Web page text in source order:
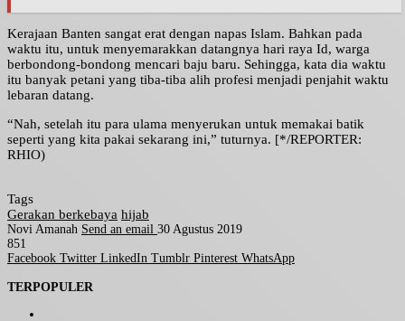
Kerajaan Banten sangat erat dengan napas Islam. Bahkan pada
waktu itu, untuk menyemarakkan datangnya hari raya Id, warga
berbondong-bondong mencari baju baru. Sehingga, kata dia waktu
itu banyak petani yang tiba-tiba alih profesi menjadi penjahit waktu
lebaran datang.
“Nah, setelah itu para ulama menyerukan untuk memakai batik
seperti yang kita pakai sekarang ini,” tuturnya. [*/REPORTER:
RHIO)
Tags
Gerakan berkebaya hijab
Novi Amanah Send an email 30 Agustus 2019
851
Facebook Twitter LinkedIn Tumblr Pinterest WhatsApp
TERPOPULER